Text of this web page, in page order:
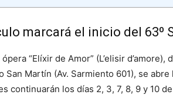
marcará el inicio del 63º
“Elíxir de Amor” (L’elisir
San Martín (Av. Sarmiento 601), se
continuarán los días 2, 3, 7, 8, 9 y 10